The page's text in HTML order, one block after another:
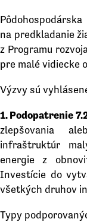
na predkladanie
z Programu
pre malé vidiecke
Výzvy sú
1. Podopatrenie
zlepšovania
infraštruktúr
energie z
Investície do
všetkých druhov
Typy